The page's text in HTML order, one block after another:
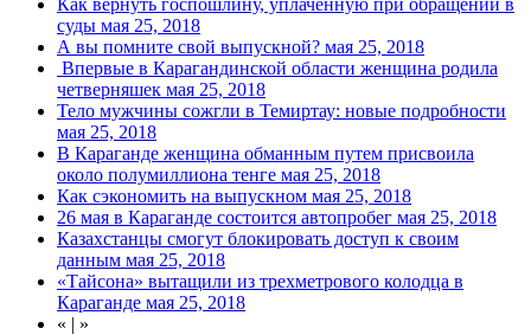
суды мая 25, 2018
А вы помните свой выпускной? мая 25, 2018
Впервые в Карагандинской области женщина родила
четверняшек мая 25, 2018
Тело мужчины сожгли в Темиртау: новые подробности
мая 25, 2018
В Караганде женщина обманным путем присвоила
около полумиллиона тенге мая 25, 2018
Как сэкономить на выпускном мая 25, 2018
26 мая в Караганде состоится автопробег мая 25, 2018
Казахстанцы смогут блокировать доступ к своим
данным мая 25, 2018
«Тайсона» вытащили из трехметрового колодца в
Караганде мая 25, 2018
« | »